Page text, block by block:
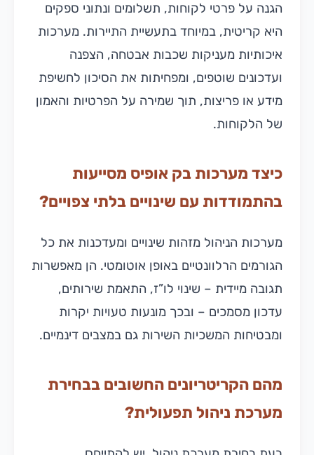
הגנה על פרטי לקוחות, תשלומים ונתוני ספקים
היא קריטית, במיוחד בתעשיית התיירות. מערכות
איכותיות מעניקות שכבות אבטחה, הצפנה
ועדכונים שוטפים, ומפחיתות את הסיכון לחשיפת
מידע או פריצות, תוך שמירה על הפרטיות והאמון
של הלקוחות.
כיצד מערכות בק אופיס מסייעות
בהתמודדות עם שינויים בלתי צפויים?
מערכות הניהול מזהות שינויים ומעדכנות את כל
הגורמים הרלוונטיים באופן אוטומטי. הן מאפשרות
תגובה מיידית – שינוי לו”ז, התאמת שירותים,
עדכון מסמכים – ובכך מונעות טעויות יקרות
ומבטיחות המשכיות השירות גם במצבים דינמיים.
מהם הקריטריונים החשובים בבחירת
מערכת ניהול תפעולית?